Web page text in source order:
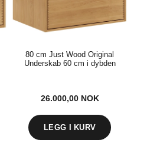
80 cm Just Wood Original
Underskab 60 cm i dybden
26.000,00 NOK